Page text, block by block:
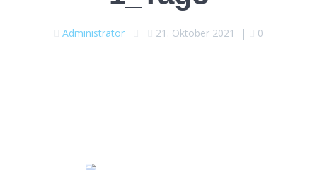
Administrator 21. Oktober 2021 | 0